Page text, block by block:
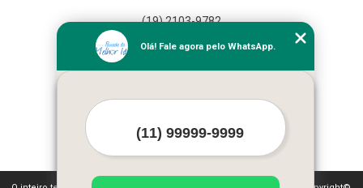
(19) 2103-9782
(19) 3367-2591
Home
Mapa do site
Mais Serviços
Olá! Fale agora pelo WhatsApp.